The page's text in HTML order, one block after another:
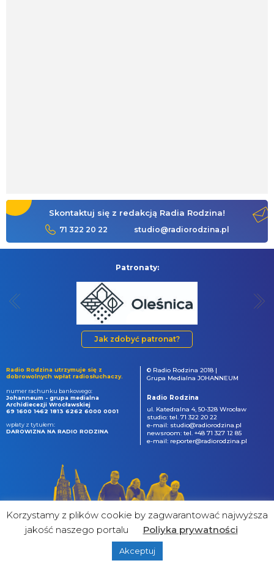
Skontaktuj się z redakcją Radia Rodzina!
71 322 20 22 studio@radiorodzina.pl
Patronaty:
Jak zdobyć patronat?
Radio Rodzina utrzymuje się z
dobrowolnych wpłat radiosłuchaczy.
numer rachunku bankowego:
Johanneum - grupa medialna
Archidiecezji Wrocławskiej
69 1600 1462 1813 6262 6000 0001
wpłaty z tytułem:
DAROWIZNA NA RADIO RODZINA
© Radio Rodzina 2018 |
Grupa Medialna JOHANNEUM
Radio Rodzina
ul. Katedralna 4, 50-328 Wrocław
studio: tel. 71 322 20 22
e-mail: studio@radiorodzina.pl
newsroom: tel. +48 71 327 12 85
e-mail: reporter@radiorodzina.pl
&
Korzystamy z plików cookie by zagwarantować najwyższa
jakość naszego portalu
Poliyka prywatności
Akceptuj